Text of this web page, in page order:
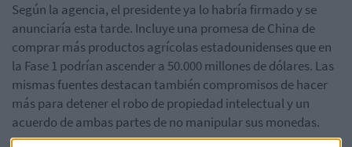
Según la agencia, el presidente ya lo habría firmado y se
anunciaría esta tarde. Incluye una promesa de China de
comprar más productos agrícolas estadounidenses que en
la Fase 1 podrían ascender a 50.000 millones de dólares. Las
mismas fuentes destacan también compromisos de hacer
más para detener el robo de propiedad intelectual y un
acuerdo de ambas partes de no manipular sus monedas.